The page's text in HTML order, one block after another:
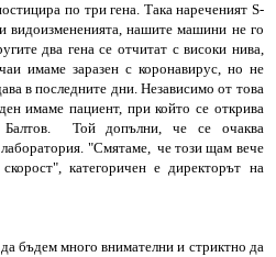
News BG Reporter
NEWS BG REPORTER
по три гена. Така нареченият S-
видоизмененията, нашите машини не го
два гена се отчитат с високи нива,
имаме заразен с коронавирус, но не
в последните дни. Независимо от това
имаме пациент, при който се открива
Балтов. Той допълни, че се очаква
"Смятаме, че този щам вече
категоричен е директорът на
бъдем много внимателни и стриктно да